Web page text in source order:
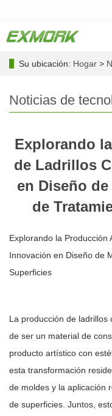
Su ubicación: Hogar >
Noticias de
Explorando
de Ladrillos
en Diseño
de
Explorando la Producción
Innovación en Diseño de
Superficies
La producción de ladrillos
de ser un material de
producto artístico con
esta transformación
de moldes y la aplicación
de superficies. Juntos,